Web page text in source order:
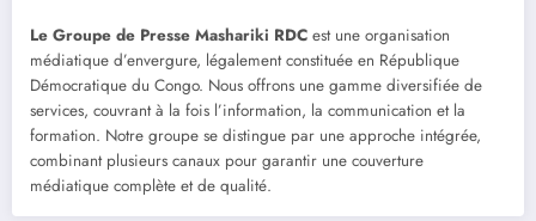
Le Groupe de Presse Mashariki RDC est une organisation
médiatique d’envergure, légalement constituée en République
Démocratique du Congo. Nous offrons une gamme diversifiée de
services, couvrant à la fois l’information, la communication et la
formation. Notre groupe se distingue par une approche intégrée,
combinant plusieurs canaux pour garantir une couverture
médiatique complète et de qualité.